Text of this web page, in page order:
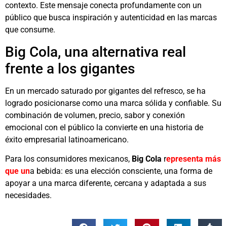
contexto. Este mensaje conecta profundamente con un
público que busca inspiración y autenticidad en las marcas
que consume.
Big Cola, una alternativa real
frente a los gigantes
En un mercado saturado por gigantes del refresco, se ha
logrado posicionarse como una marca sólida y confiable. Su
combinación de volumen, precio, sabor y conexión
emocional con el público la convierte en una historia de
éxito empresarial latinoamericano.
Para los consumidores mexicanos, Big Cola representa más
que una bebida: es una elección consciente, una forma de
apoyar a una marca diferente, cercana y adaptada a sus
necesidades.